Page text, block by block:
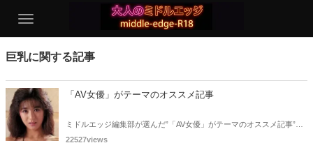
巨乳に関する記事
「AV女優」がテーマのオススメ記事
ミドルエッジ編集部が選んだ”「AV女優」がテーマのオススメ記事”。
数多くの記事から厳選したものをご紹介します！！
22527views